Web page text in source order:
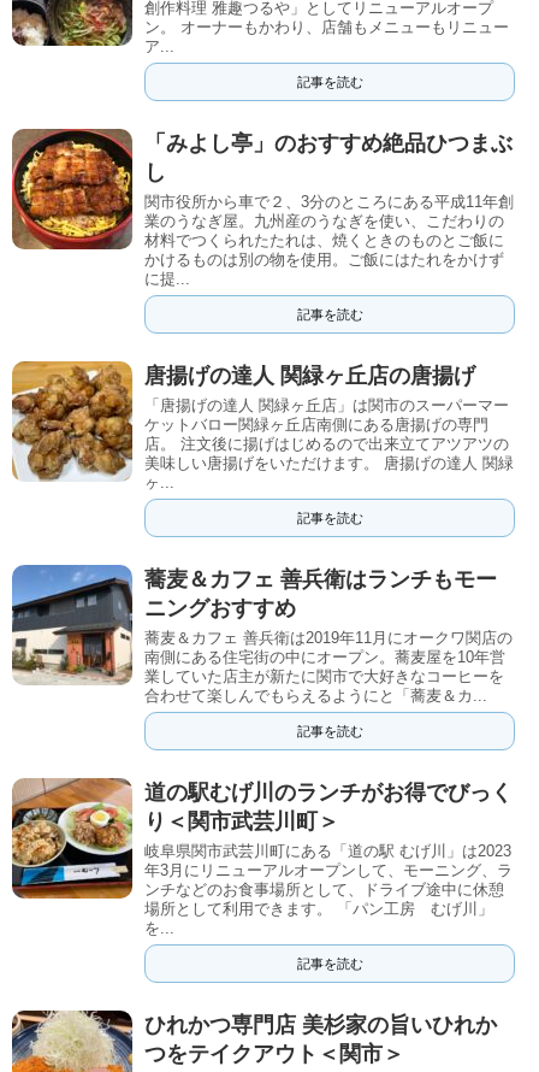
創作料理 雅趣つるや」としてリニューアルオープ
ン。 オーナーもかわり、店舗もメニューもリニュー
ア...
記事を読む
「みよし亭」のおすすめ絶品ひつまぶ
し
関市役所から車で２、3分のところにある平成11年創
業のうなぎ屋。九州産のうなぎを使い、こだわりの
材料でつくられたたれは、焼くときのものとご飯に
かけるものは別の物を使用。ご飯にはたれをかけず
に提...
記事を読む
唐揚げの達人 関緑ヶ丘店の唐揚げ
「唐揚げの達人 関緑ヶ丘店」は関市のスーパーマー
ケットバロー関緑ヶ丘店南側にある唐揚げの専門
店。 注文後に揚げはじめるので出来立てアツアツの
美味しい唐揚げをいただけます。 唐揚げの達人 関緑
ヶ...
記事を読む
蕎麦＆カフェ 善兵衛はランチもモー
ニングおすすめ
蕎麦＆カフェ 善兵衛は2019年11月にオークワ関店の
南側にある住宅街の中にオープン。蕎麦屋を10年営
業していた店主が新たに関市で大好きなコーヒーを
合わせて楽しんでもらえるようにと「蕎麦＆カ...
記事を読む
道の駅むげ川のランチがお得でびっく
り＜関市武芸川町＞
岐阜県関市武芸川町にある「道の駅 むげ川」は2023
年3月にリニューアルオープンして、モーニング、ラ
ンチなどのお食事場所として、ドライブ途中に休憩
場所として利用できます。 「パン工房 むげ川」
を...
記事を読む
ひれかつ専門店 美杉家の旨いひれか
つをテイクアウト＜関市＞